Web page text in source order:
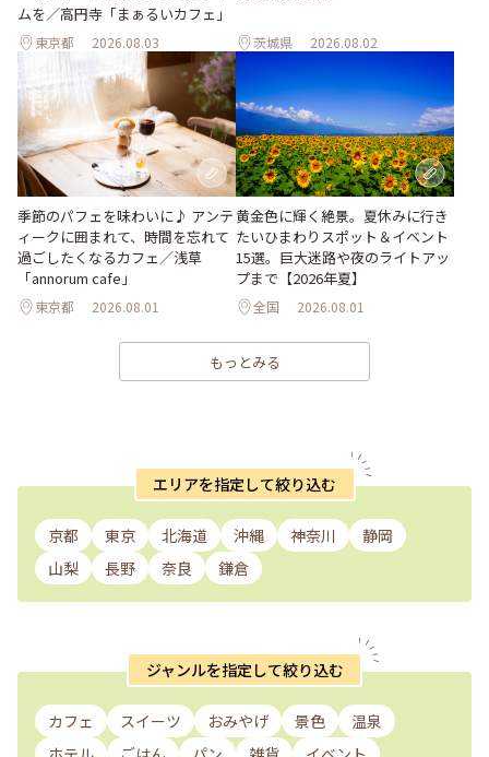
ムを／高円寺「まぁるいカフェ」
東京都 2026.08.03 茨城県 2026.08.02
季節のパフェを味わいに♪ アンテ
ィークに囲まれて、時間を忘れて
過ごしたくなるカフェ／浅草
「annorum cafe」
東京都 2026.08.01
黄金色に輝く絶景。夏休みに行き
たいひまわりスポット＆イベント
15選。巨大迷路や夜のライトアッ
プまで【2026年夏】
全国 2026.08.01
もっとみる
エリアを指定して絞り込む
京都 東京 北海道 沖縄 神奈川
静岡
山梨
長野 奈良 鎌倉
ジャンルを指定して絞り込む
カフェ スイーツ おみやげ 景色
温泉